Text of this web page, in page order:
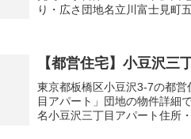
り・広さ団地名立川富士見町
【都営住宅】小豆沢三
東京都板橋区小豆沢3-7の都
目アパート」団地の物件詳
名小豆沢三丁目アパート住所